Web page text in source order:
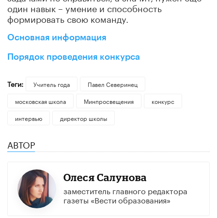
один навык – умение и способность
формировать свою команду.
Основная информация
Порядок проведения конкурса
Теги: Учитель года
Павел Северинец
московская школа
Минпросвещения
конкурс
интервью
директор школы
АВТОР
Олеся Салунова
заместитель главного редактора
газеты «Вести образования»